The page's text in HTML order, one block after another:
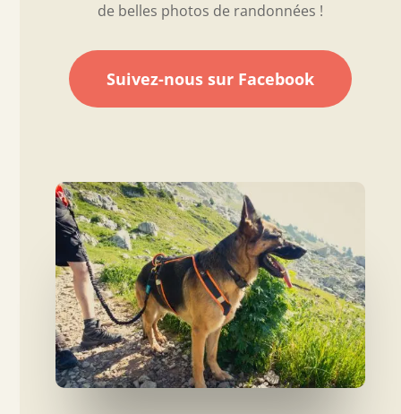
de belles photos de randonnées !
Suivez-nous sur Facebook